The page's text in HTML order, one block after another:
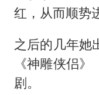
红，从而顺势
之后的几年她
《神雕侠侣
剧。